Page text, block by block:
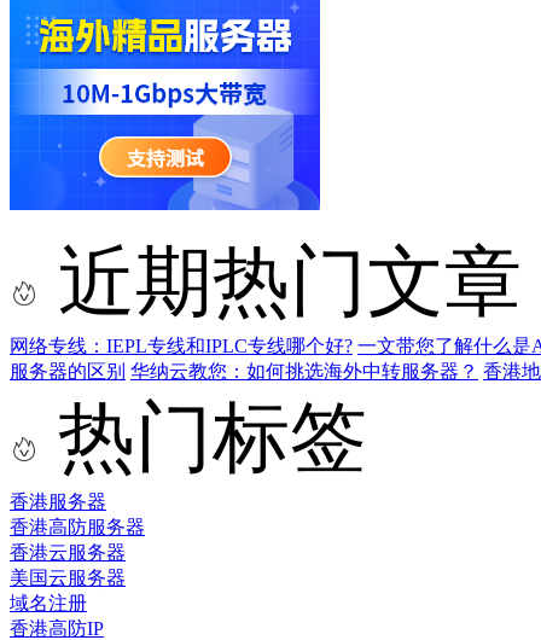
近期热门文章
网络专线：IEPL专线和IPLC专线哪个好? 一文带您了解什么是
服务器的区别 华纳云教您：如何挑选海外中转服务器？ 香港
热门标签
香港服务器
香港高防服务器
香港云服务器
美国云服务器
域名注册
香港高防IP